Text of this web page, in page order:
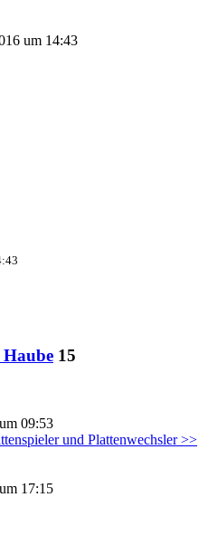
um 14:43
Haube 15
09:53
und Plattenwechsler >>
17:15